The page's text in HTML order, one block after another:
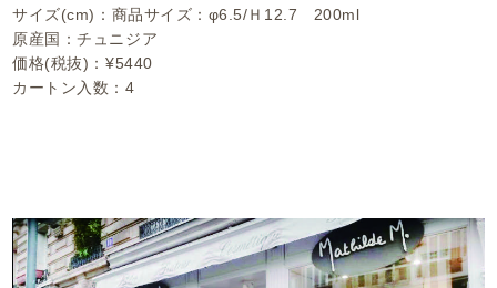
サイズ(cm)：商品サイズ：φ6.5/Ｈ12.7 200ml
原産国：チュニジア
価格(税抜)：¥5440
カートン入数：4